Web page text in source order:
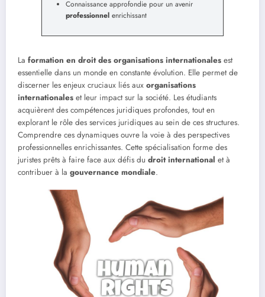
Connaissance approfondie pour un avenir
professionnel enrichissant
La formation en droit des organisations internationales est
essentielle dans un monde en constante évolution. Elle permet de
discerner les enjeux cruciaux liés aux organisations
internationales et leur impact sur la société. Les étudiants
acquièrent des compétences juridiques profondes, tout en
explorant le rôle des services juridiques au sein de ces structures.
Comprendre ces dynamiques ouvre la voie à des perspectives
professionnelles enrichissantes. Cette spécialisation forme des
juristes prêts à faire face aux défis du droit international et à
contribuer à la gouvernance mondiale.